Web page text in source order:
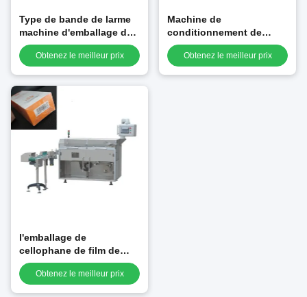
Type de bande de larme
machine d'emballage de
cellophane avec le film
de BOPP
Obtenez le meilleur prix
Machine de
conditionnement de
surenveloppement de
cellophane de boîte
Obtenez le meilleur prix
l'emballage de
cellophane de film de
10pcs/Min BOPP usinent
l'empilement
Obtenez le meilleur prix